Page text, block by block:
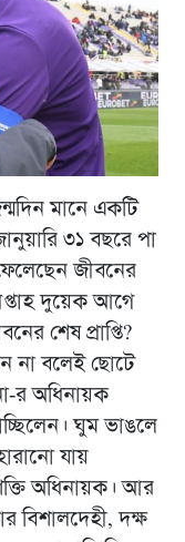
মানে একটি
৩১ বছরে পা
জীবনের
দুয়েক আগে
শেষ প্রাপ্তি?
না বলেই ছোটে
র অধিনায়ক
ঘুম ভাঙলে
যায়
অধিনায়ক। আর
বিশালদেহী, দক্ষ